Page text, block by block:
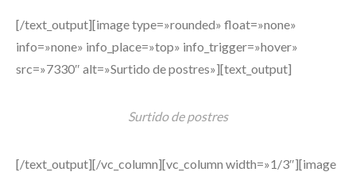
[/text_output][image type=»rounded» float=»none»
info=»none» info_place=»top» info_trigger=»hover»
src=»7330″ alt=»Surtido de postres»][text_output]
Surtido de postres
[/text_output][/vc_column][vc_column width=»1/3″][image